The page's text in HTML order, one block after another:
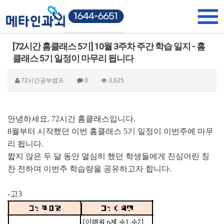
[72시간 홈클래스 5기] 10월 3주차 주간 학습 일지 - 홈
클래스 5기 일정이 마무리 됩니다
72시간공부캠프 0 3,625
안녕하세요. 72시간 홈클래스입니다.
8월부터 시작했던 이번 홈클래스 5기 일정이 이번주에 마무
리 됩니다.
짧지 않은 두 달 동안 열심히 했던 학생들에게 진심어린 칭
찬 전하며 이번주 학습량을 공유하고자 합니다.
-고3